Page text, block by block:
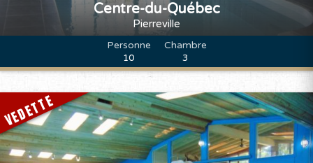
Centre-du-Québec
Pierreville
Personne
10
Chambre
3
VEDETTE